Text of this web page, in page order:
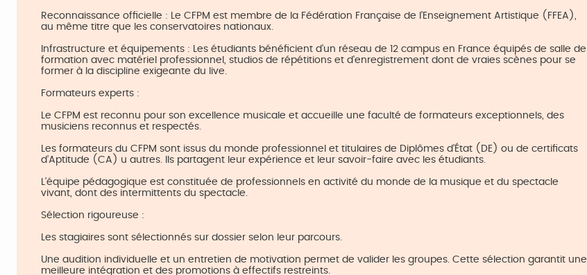
Reconnaissance officielle : Le CFPM est membre de la Fédération Française de l’Enseignement Artistique (FFEA),
au même titre que les conservatoires nationaux.
Infrastructure et équipements : Les étudiants bénéficient d’un réseau de 12 campus en France équipés de salle de
formation avec matériel professionnel, studios de répétitions et d'enregistrement dont de vraies scènes pour se
former à la discipline exigeante du live.​
Formateurs experts :
Le CFPM est reconnu pour son excellence musicale et accueille une faculté de formateurs exceptionnels, des
musiciens reconnus et respectés.
Les formateurs du CFPM sont issus du monde professionnel et titulaires de Diplômes d’État (DE) ou de certificats
d’Aptitude (CA) u autres. Ils partagent leur expérience et leur savoir-faire avec les étudiants.
L’équipe pédagogique est constituée de professionnels en activité du monde de la musique et du spectacle
vivant, dont des intermittents du spectacle.
Sélection rigoureuse :
Les stagiaires sont sélectionnés sur dossier selon leur parcours.
Une audition individuelle et un entretien de motivation permet de valider les groupes. Cette sélection garantit une
meilleure intégration et des promotions à effectifs restreints.​